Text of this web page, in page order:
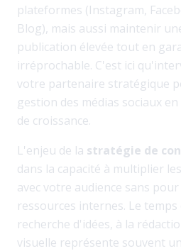
plateformes (Instagram,
Blog), mais aussi maintenir
publication élevée tout en
irréprochable. C'est ici
votre partenaire stratégique
gestion des médias sociaux
de croissance.
L'enjeu de la stratégie de
dans la capacité à multiplier
avec votre audience sans
ressources internes. Le temps
recherche d'idées, à la
visuelle représente souvent